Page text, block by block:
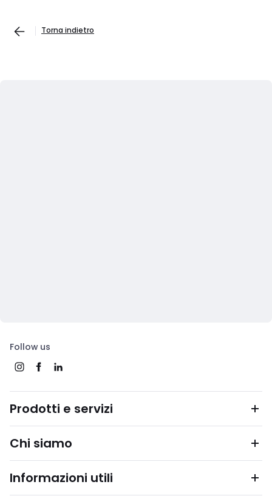
Torna indietro
Follow us
Prodotti e servizi
Chi siamo
Informazioni utili